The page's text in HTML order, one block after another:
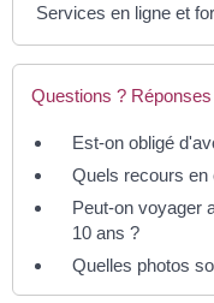
Services en ligne et
Questions ? Réponses
Est-on obligé
Quels recours en
Peut-on voyager
10 ans ?
Quelles photos